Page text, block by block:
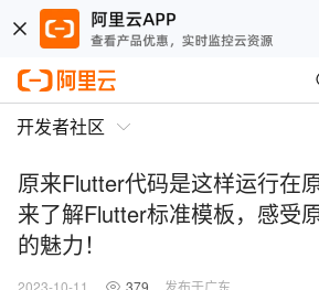
开发者社区
原来Flutter代码是这样运行在
来了解Flutter标准模板，感受
的魅力！
2023-10-11 379 发布于广东